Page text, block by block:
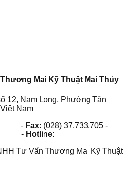
Mai Kỹ Thuật Mai Thủy
12, Nam Long, Phường Tân
Nam
- Fax: (028) 37.733.705 -
- Hotline:
Tư Vấn Thương Mai Kỹ Thuật